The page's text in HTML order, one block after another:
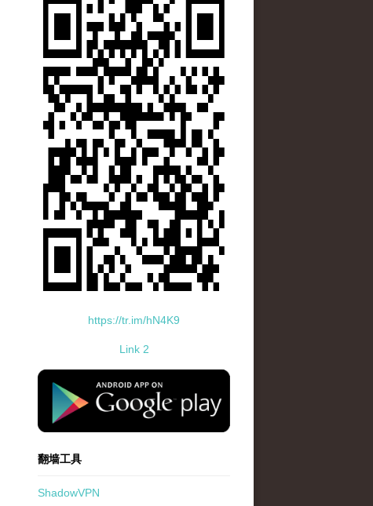
https://tr.im/hN4K9
Link 2
standard-icon-googleplay-app-store.png
翻墙工具
ShadowVPN